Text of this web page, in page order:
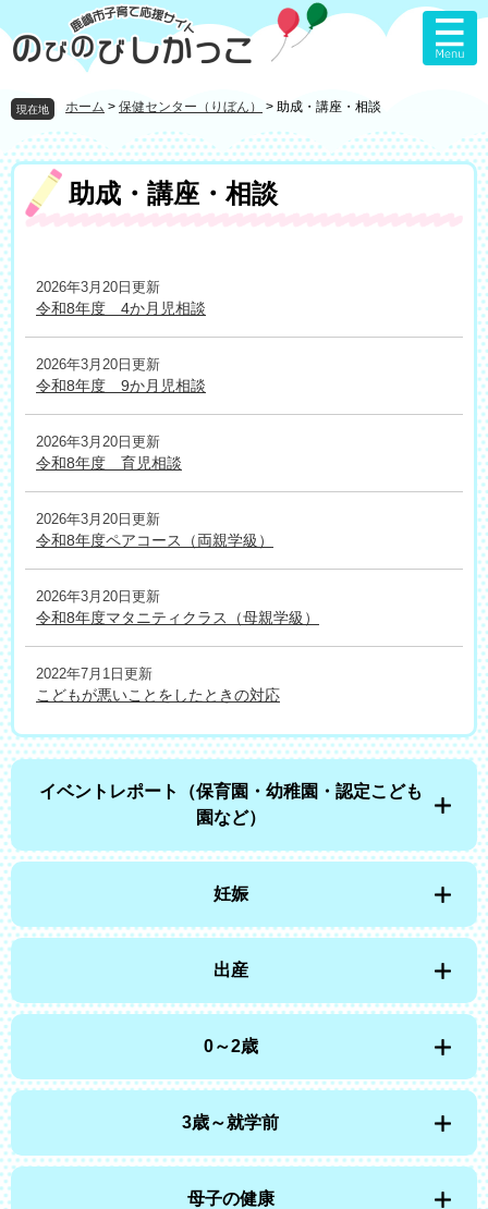
ー
ジ
先
頭
す
。
ニ
ュ
を
飛
し
て
本
文
へ
現在地 ホーム > 保健センター（りぼん） > 助成・講座・相談
本
文
助成・講座・相談
2026年3月20日更新
令和8年度 4か月児相談
2026年3月20日更新
令和8年度 9か月児相談
2026年3月20日更新
令和8年度 育児相談
2026年3月20日更新
令和8年度ペアコース（両親学級）
2026年3月20日更新
令和8年度マタニティクラス（母親学級）
2022年7月1日更新
こどもが悪いことをしたときの対応
イベントレポート（保育園・幼稚園・認定こども
園など）
妊娠
出産
0～2歳
3歳～就学前
母子の健康